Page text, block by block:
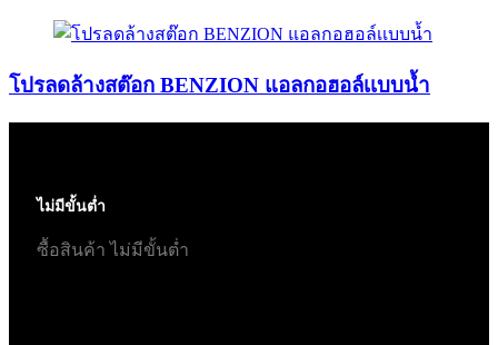
โปรลดล้างสต๊อก BENZION แอลกอฮอล์เเบบน้ำ
ไม่มีขั้นต่ำ
ซื้อสินค้า ไม่มีขั้นต่ำ